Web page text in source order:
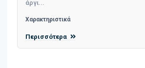
άργι...
Χαρακτηριστικά
Περισσότερα